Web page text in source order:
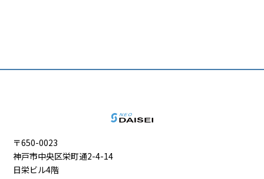
〒650-0023
神戸市中央区栄町通2-4-14
日栄ビル4階